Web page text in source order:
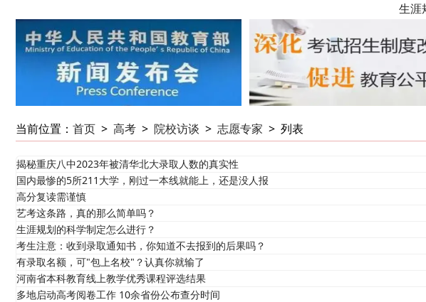
生涯
当前位置： 首页 > 高考 > 院校访谈 > 志愿专家 > 列表
揭秘重庆八中2023年被清华北大录取人数的真实性
国内最惨的5所211大学，刚过一本线就能上，还是没人报
高分复读需谨慎
艺考这条路，真的那么简单吗？
生涯规划的科学制定怎么进行？
考生注意：收到录取通知书，你知道不去报到的后果吗？
有录取名额，可"包上名校"？认真你就输了
河南省本科教育线上教学优秀课程评选结果
多地启动高考阅卷工作 10余省份公布查分时间